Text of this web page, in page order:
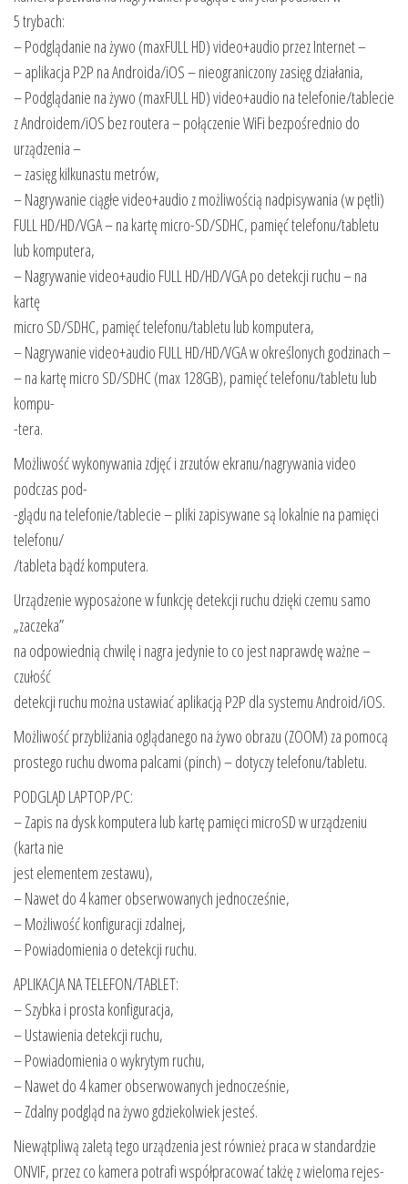
5 trybach:
– Podglądanie na żywo (maxFULL HD) video+audio przez Internet –
– aplikacja P2P na Androida/iOS – nieograniczony zasięg działania,
– Podglądanie na żywo (maxFULL HD) video+audio na telefonie/tablecie
z Androidem/iOS bez routera – połączenie WiFi bezpośrednio do
urządzenia –
– zasięg kilkunastu metrów,
– Nagrywanie ciągłe video+audio z możliwością nadpisywania (w pętli)
FULL HD/HD/VGA – na kartę micro-SD/SDHC, pamięć telefonu/tabletu
lub komputera,
– Nagrywanie video+audio FULL HD/HD/VGA po detekcji ruchu – na
kartę
micro SD/SDHC, pamięć telefonu/tabletu lub komputera,
– Nagrywanie video+audio FULL HD/HD/VGA w określonych godzinach –
– na kartę micro SD/SDHC (max 128GB), pamięć telefonu/tabletu lub
kompu-
-tera.
Możliwość wykonywania zdjęć i zrzutów ekranu/nagrywania video
podczas pod-
-glądu na telefonie/tablecie – pliki zapisywane są lokalnie na pamięci
telefonu/
/tableta bądź komputera.
Urządzenie wyposażone w funkcję detekcji ruchu dzięki czemu samo
„zaczeka”
na odpowiednią chwilę i nagra jedynie to co jest naprawdę ważne –
czułość
detekcji ruchu można ustawiać aplikacją P2P dla systemu Android/iOS.
Możliwość przybliżania oglądanego na żywo obrazu (ZOOM) za pomocą
prostego ruchu dwoma palcami (pinch) – dotyczy telefonu/tabletu.
PODGLĄD LAPTOP/PC:
– Zapis na dysk komputera lub kartę pamięci microSD w urządzeniu
(karta nie
jest elementem zestawu),
– Nawet do 4 kamer obserwowanych jednocześnie,
– Możliwość konfiguracji zdalnej,
– Powiadomienia o detekcji ruchu.
APLIKACJA NA TELEFON/TABLET:
– Szybka i prosta konfiguracja,
– Ustawienia detekcji ruchu,
– Powiadomienia o wykrytym ruchu,
– Nawet do 4 kamer obserwowanych jednocześnie,
– Zdalny podgląd na żywo gdziekolwiek jesteś.
Niewątpliwą zaletą tego urządzenia jest również praca w standardzie
ONVIF, przez co kamera potrafi współpracować takżę z wieloma rejes-